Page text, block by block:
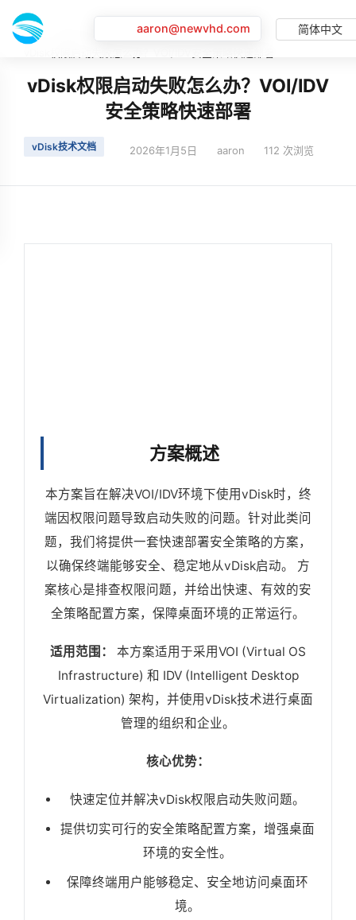
aaron@newvhd.com 简体中文
首页
vDisk权限启动失败怎么办？VOI/IDV
安全策略快速部署
vDisk技术文档 2026年1月5日 aaron 112 次浏览
方案概述
本方案旨在解决VOI/IDV环境下使用vDisk时，终
端因权限问题导致启动失败的问题。针对此类问
题，我们将提供一套快速部署安全策略的方案，
以确保终端能够安全、稳定地从vDisk启动。 方
案核心是排查权限问题，并给出快速、有效的安
全策略配置方案，保障桌面环境的正常运行。
适用范围：
本方案适用于采用VOI (Virtual OS
Infrastructure) 和 IDV (Intelligent Desktop
Virtualization) 架构，并使用vDisk技术进行桌面
管理的组织和企业。
核心优势：
快速定位并解决vDisk权限启动失败问题。
提供切实可行的安全策略配置方案，增强桌面
环境的安全性。
保障终端用户能够稳定、安全地访问桌面环
境。